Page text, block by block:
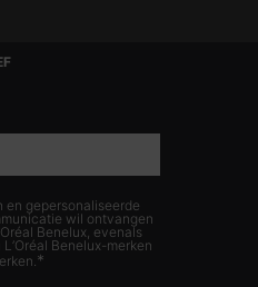
en gepersonaliseerde
wil ontvangen
Benelux, evenals
Benelux-merken
*